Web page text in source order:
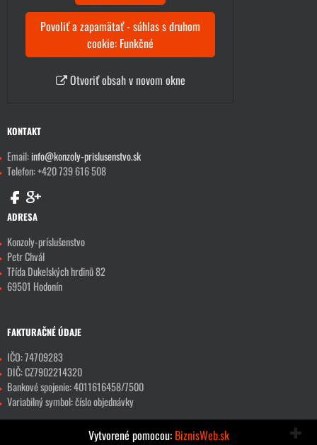
Povoliť a zapamätať - súhlas s druhom
cookie: Funkčné
Otvoriť obsah v novom okne
KONTAKT
Email:info@konzoly-prislusenstvo.sk
Telefon: +420 739 616 508
ADRESA
Konzoly-príslušenstvo
Petr Chvál
Třída Dukelských hrdinů 82
69501 Hodonín
FAKTURAČNÉ ÚDAJE
IČO: 74709283
DIČ: CZ7902214320
Bankové spojenie: 4011616458/7500
Variabilný symbol: číslo objednávky
Vytvorené pomocou: BiznisWeb.sk